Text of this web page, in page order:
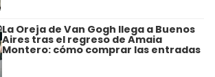
La Oreja de Van Gogh llega a Buenos
Aires tras el regreso de Amaia
Montero: cómo comprar las entradas